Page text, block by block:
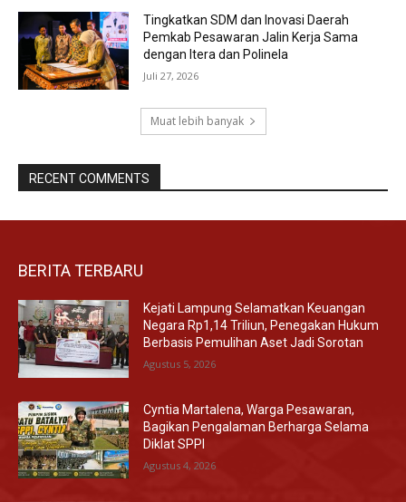
Tingkatkan SDM dan Inovasi Daerah
Pemkab Pesawaran Jalin Kerja Sama
dengan Itera dan Polinela
Juli 27, 2026
Muat lebih banyak
RECENT COMMENTS
BERITA TERBARU
Kejati Lampung Selamatkan Keuangan
Negara Rp1,14 Triliun, Penegakan Hukum
Berbasis Pemulihan Aset Jadi Sorotan
Agustus 5, 2026
Cyntia Martalena, Warga Pesawaran,
Bagikan Pengalaman Berharga Selama
Diklat SPPI
Agustus 4, 2026